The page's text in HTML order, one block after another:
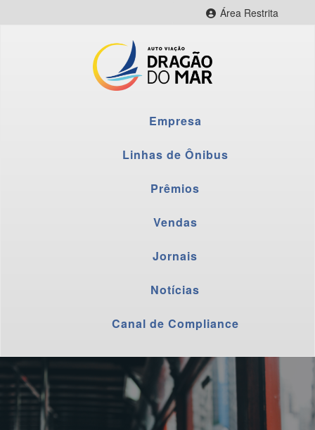
Área Restrita
CityBus Combustível
CityBus Colaborador
Empresa
Linhas de Ônibus
Prêmios
Vendas
Jornais
Notícias
Canal de Compliance